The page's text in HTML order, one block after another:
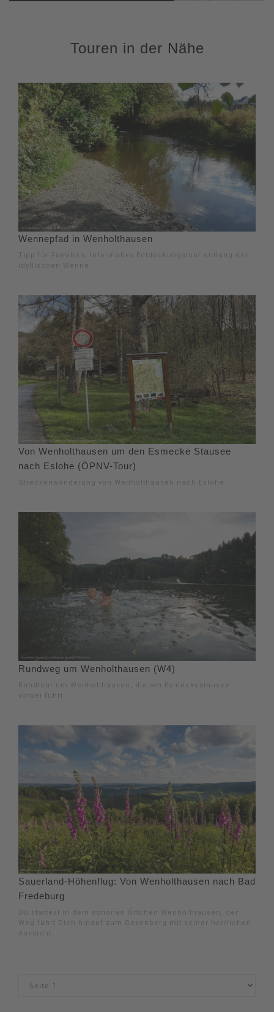
Touren in der Nähe
Wennepfad in Wenholthausen
Tipp für Familien: Informative Entdeckungstour entlang der
idyllischen Wenne.
Von Wenholthausen um den Esmecke Stausee
nach Eslohe (ÖPNV-Tour)
Streckenwanderung von Wenholthausen nach Eslohe.
Rundweg um Wenholthausen (W4)
Rundtour um Wenholthausen, die am Esmeckestausee
vorbei führt.
Sauerland-Höhenflug: Von Wenholthausen nach Bad
Fredeburg
Du startest in dem schönen Örtchen Wenholthausen, der
Weg führt Dich hinauf zum Gesenberg mit seiner herrlichen
Aussicht.